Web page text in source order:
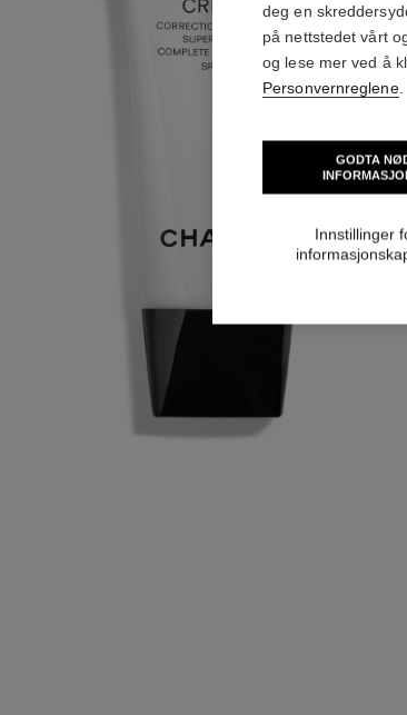
visning 1
teksturvisning
deg en
på nettstedet vårt
og lese mer ved å
Personvernreglene.
GODTA
Innstillinger